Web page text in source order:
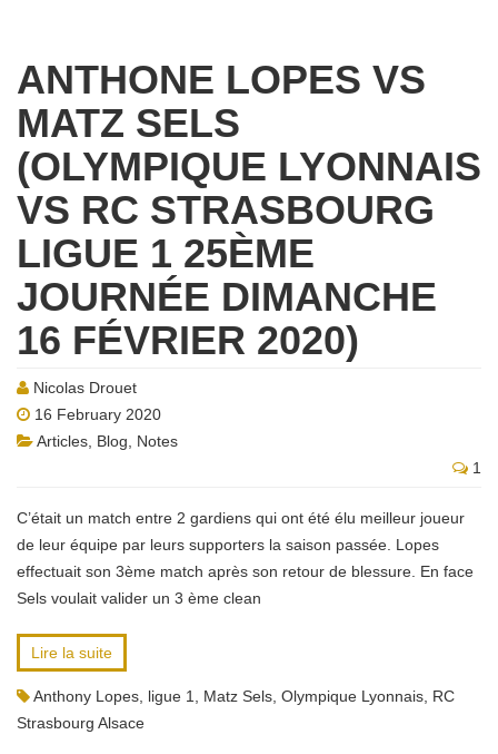
ANTHONE LOPES VS
MATZ SELS
(OLYMPIQUE LYONNAIS
VS RC STRASBOURG
LIGUE 1 25ÈME
JOURNÉE DIMANCHE
16 FÉVRIER 2020)
Nicolas Drouet
16 February 2020
Articles Blog
Notes
1
C’était un match entre 2 gardiens qui ont été élu meilleur joueur
de leur équipe par leurs supporters la saison passée. Lopes
effectuait son 3ème match après son retour de blessure. En face
Sels voulait valider un 3 ème clean
Lire la suite
Anthony Lopes ligue 1 Matz Sels Olympique Lyonnais RC
Strasbourg Alsace